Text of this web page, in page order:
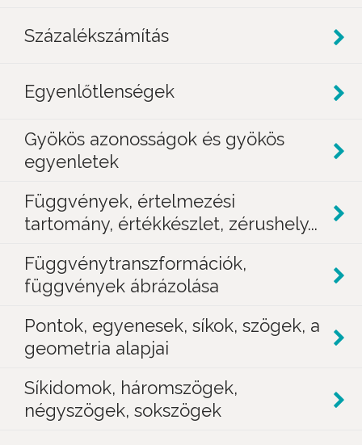
Százalékszámítás
Egyenlőtlenségek
Gyökös azonosságok és gyökös
egyenletek
Függvények, értelmezési
tartomány, értékkészlet, zérushely...
Függvénytranszformációk,
függvények ábrázolása
Pontok, egyenesek, síkok, szögek, a
geometria alapjai
Síkidomok, háromszögek,
négyszögek, sokszögek